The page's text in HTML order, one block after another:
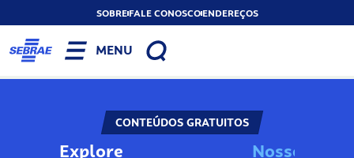
SOBREFALE CONOSCOENDEREÇOS
MENU
CONTEÚDOS GRATUITOS
Explore Nos